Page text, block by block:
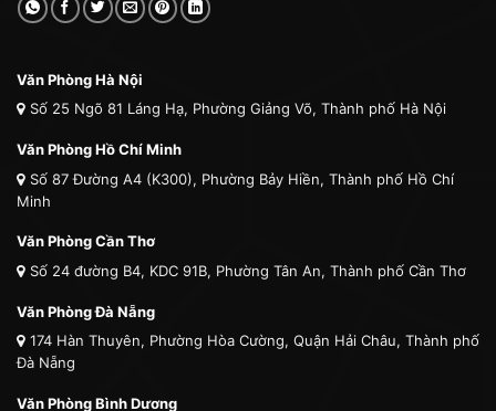
Văn Phòng Hà Nội
Số 25 Ngõ 81 Láng Hạ, Phường Giảng Võ, Thành phố Hà Nội
Văn Phòng Hồ Chí Minh
Số 87 Đường A4 (K300), Phường Bảy Hiền, Thành phố Hồ Chí
Minh
Văn Phòng Cần Thơ
Số 24 đường B4, KDC 91B, Phường Tân An, Thành phố Cần Thơ
Văn Phòng Đà Nẵng
174 Hàn Thuyên, Phường Hòa Cường, Quận Hải Châu, Thành phố
Đà Nẵng
Văn Phòng Bình Dương